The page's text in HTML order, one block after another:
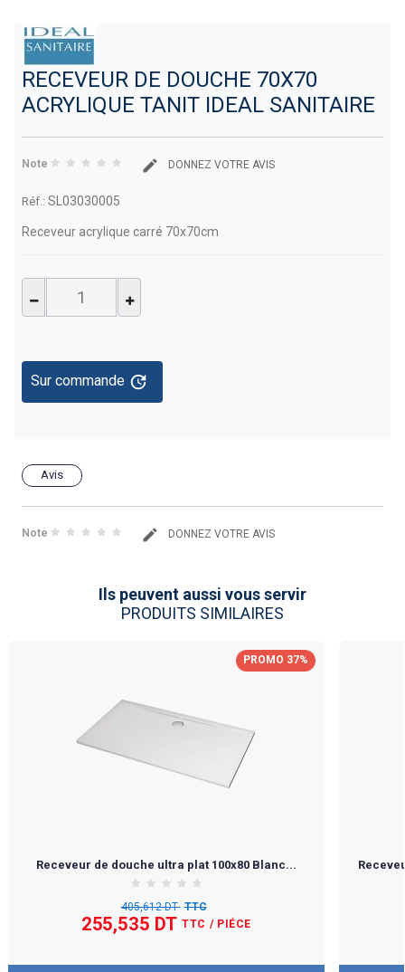
RECEVEUR DE DOUCHE 70X70
ACRYLIQUE TANIT IDEAL SANITAIRE
Note DONNEZ VOTRE AVIS
Réf.: SL03030005
Receveur acrylique carré 70x70cm
Sur commande update
Avis
Note DONNEZ VOTRE AVIS
Ils peuvent aussi vous servir
PRODUITS SIMILAIRES
PROMO 37%
Receveur de douche ultra plat 100x80 Blanc...
405,612 DT TTC
255,535 DT TTC / PIÉCE